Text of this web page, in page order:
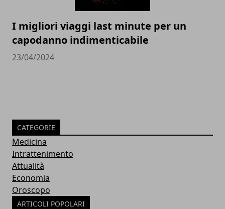
I migliori viaggi last minute per un
capodanno indimenticabile
23/04/2024
CATEGORIE
Medicina
Intrattenimento
Attualità
Economia
Oroscopo
ARTICOLI POPOLARI